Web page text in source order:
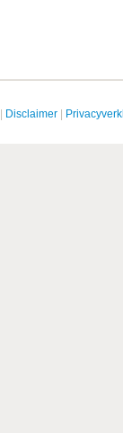
Disclaimer